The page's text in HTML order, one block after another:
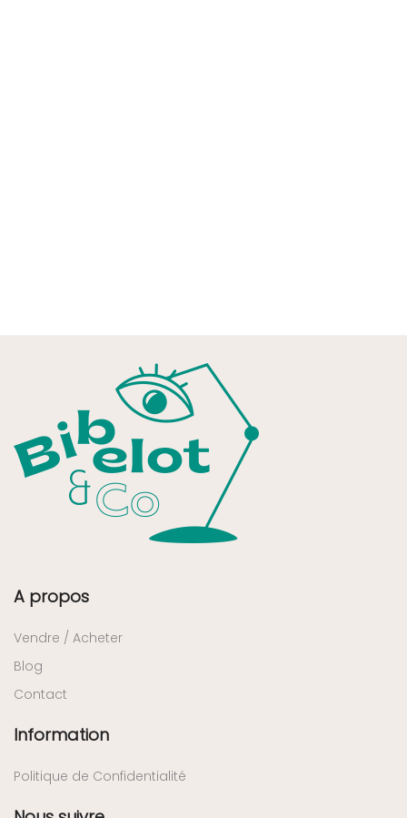
A propos
Vendre / Acheter
Blog
Contact
Information
Politique de Confidentialité